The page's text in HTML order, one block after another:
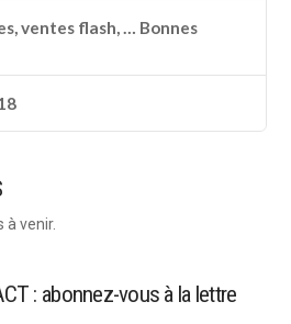
ventes flash, … Bonnes
à venir.
: abonnez-vous à la lettre